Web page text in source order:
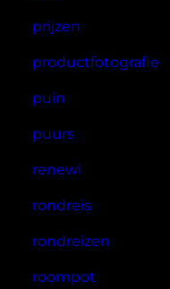
prijzen
productfotografie
puin
puurs
renewi
rondreis
rondreizen
roompot